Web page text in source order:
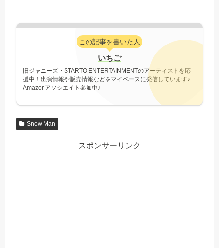
この記事を書いた人
いちご
旧ジャニーズ・STARTO ENTERTAINMENTのアーティストを応
援中！出演情報や販売情報などをマイペースに発信しています♪
Amazonアソシエイト参加中♪
Snow Man
スポンサーリンク